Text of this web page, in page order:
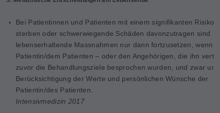
Bei Patientinnen und Patienten mit einem signifikanten Risiko
sterben oder schwerwiegende Schäden davonzutragen sind
lebenserhaltende Massnahmen nur dann fortzusetzen, wenn
Patientin/dem Patienten – oder den Angehörigen, die ihn
zuvor die Behandlungsziele besprochen wurden, und zwar
Berücksichtigung der Werte und persönlichen Wünsche der
Patientin/des Patienten.
Intensivmedizin 2017